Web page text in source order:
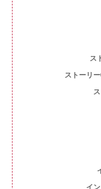
ス
ストーリ